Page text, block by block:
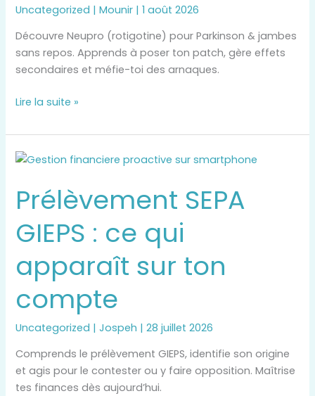
Uncategorized |Mounir |1 août 2026
Découvre Neupro (rotigotine) pour Parkinson & jambes
sans repos. Apprends à poser ton patch, gère effets
secondaires et méfie-toi des arnaques.
indésirables
Lire la suite »
Prélèvement SEPA
GIEPS : ce qui
apparaît sur ton
compte
Uncategorized |Jospeh |28 juillet 2026
Comprends le prélèvement GIEPS, identifie son origine
et agis pour le contester ou y faire opposition. Maîtrise
tes finances dès aujourd’hui.
Prélèvement
GIEPS
ce
qui
apparaît
sur
ton
compte